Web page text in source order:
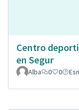
Centro
en Segur
Alba
0 0